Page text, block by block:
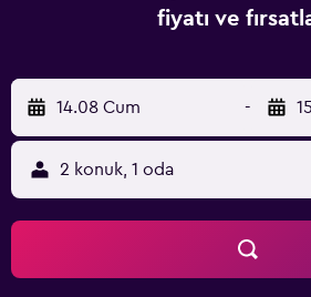
fiyatı ve
14.08 Cum -
2 konuk, 1 oda